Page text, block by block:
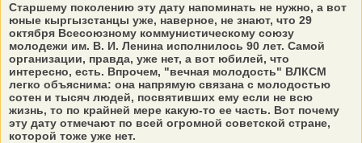
Старшему поколению эту дату напоминать не нужно, а вот
юные кыргызстанцы уже, наверное, не знают, что 29
октября Всесоюзному коммунистическому союзу
молодежи им. В. И. Ленина исполнилось 90 лет. Самой
организации, правда, уже нет, а вот юбилей, что
интересно, есть. Впрочем, "вечная молодость" ВЛКСМ
легко объяснима: она напрямую связана с молодостью
сотен и тысяч людей, посвятивших ему если не всю
жизнь, то по крайней мере какую-то ее часть. Вот почему
эту дату отмечают по всей огромной советской стране,
которой тоже уже нет.